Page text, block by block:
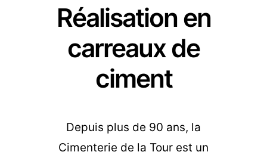
Réalisation en
carreaux de
ciment
Depuis plus de 90 ans, la
Cimenterie de la Tour est un